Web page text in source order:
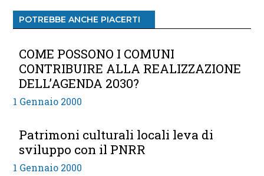
POTREBBE ANCHE PIACERTI
COME POSSONO I COMUNI
CONTRIBUIRE ALLA REALIZZAZIONE
DELL’AGENDA 2030?
1 Gennaio 2000
Patrimoni culturali locali leva di
sviluppo con il PNRR
1 Gennaio 2000